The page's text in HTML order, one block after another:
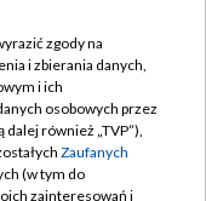
zgody na
i zbierania danych,
i ich
osobowych przez
dalej również „TVP”),
Zaufanych
(w tym do
zainteresowań i